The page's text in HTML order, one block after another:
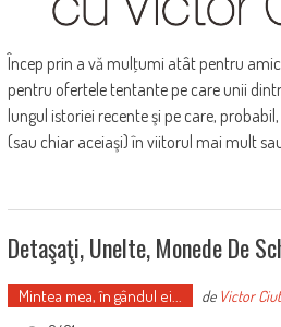
Încep prin a vă mulţumi atât pentru
pentru ofertele tentante pe care unii
lungul istoriei recente şi pe care,
(sau chiar aceiaşi) în viitorul mai mult
Detaşaţi, Unelte, Monede De
Mintea mea, în gândul ei... de Victor